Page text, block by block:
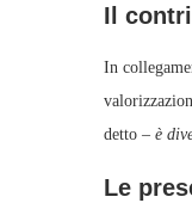
Il
In
detto – è
Le